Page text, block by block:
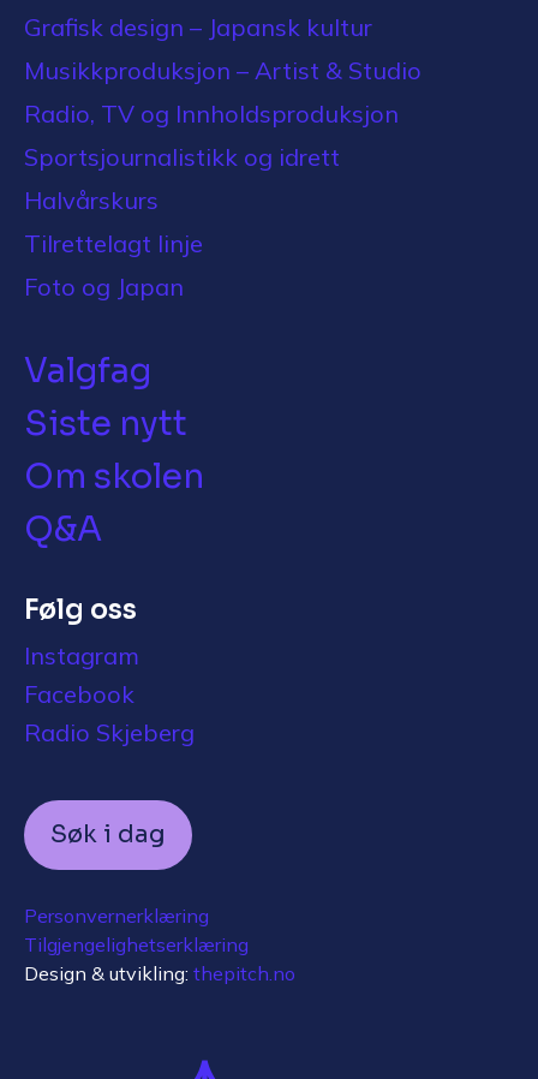
Grafisk design – Japansk kultur
Musikkproduksjon – Artist & Studio
Radio, TV og Innholdsproduksjon
Sportsjournalistikk og idrett
Halvårskurs
Tilrettelagt linje
Foto og Japan
Valgfag
Siste nytt
Om skolen
Q&A
Følg oss
Instagram
Facebook
Radio Skjeberg
Søk i dag
Personvernerklæring
Tilgjengelighetserklæring
Design & utvikling: thepitch.no